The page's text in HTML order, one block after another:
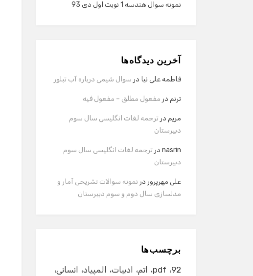
نمونه سوال هندسه 1 نوبت اول دی 93
آخرین دیدگاه‌ها
فاطمه علی نیا در سوال شیمی درباره آب تبلور
ترنم در مفعول مطلق – مفعول فیه
مریم در ترجمه لغات انگلیسی سال سوم
دبیرستان
nasrin در ترجمه لغات انگلیسی سال سوم
دبیرستان
علی مهرپرور در نمونه سوالات تشریحی آمار و
مدلسازی سال دوم و سوم دبیرستان
برچسب‌ها
92
pdf اتم ادبیات المپیاد
انسانی